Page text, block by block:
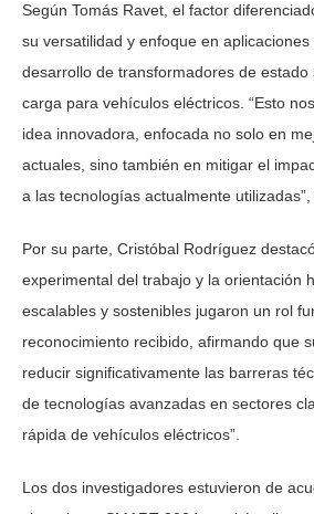
Según Tomás Ravet, el factor
su versatilidad y enfoque en
desarrollo de transformadores de estado
carga para vehículos eléctricos. “Esto
idea innovadora, enfocada no solo en
actuales, sino también en mitigar el
a las tecnologías actualmente utilizadas”,
Por su parte, Cristóbal Rodríguez
experimental del trabajo y la orientación
escalables y sostenibles jugaron un rol
reconocimiento recibido, afirmando que
reducir significativamente las barreras
de tecnologías avanzadas en sectores
rápida de vehículos eléctricos”.
Los dos investigadores estuvieron de